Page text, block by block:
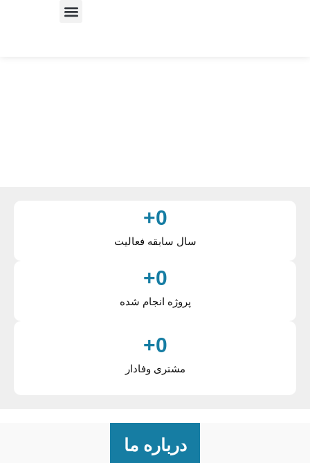
سال سابقه فعالیت
پروژه انجام شده
مشتری وفادار
درباره ما